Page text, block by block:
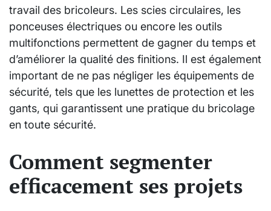
travail des bricoleurs. Les scies circulaires, les
ponceuses électriques ou encore les outils
multifonctions permettent de gagner du temps et
d’améliorer la qualité des finitions. Il est également
important de ne pas négliger les équipements de
sécurité, tels que les lunettes de protection et les
gants, qui garantissent une pratique du bricolage
en toute sécurité.
Comment segmenter
efficacement ses projets